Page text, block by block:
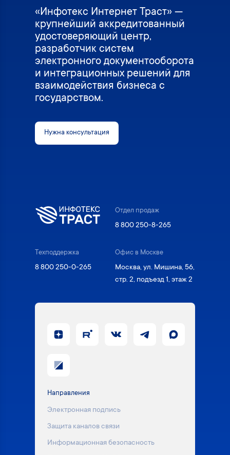
«Инфотекс Интернет Траст» —
крупнейший аккредитованный
удостоверяющий центр,
разработчик систем
электронного документооборота
и интеграционных решений для
взаимодействия бизнеса с
государством.
Нужна консультация
Отдел продаж
8 800 250-8-265
Техподдержка
8 800 250-0-265
Офис в Москве
Москва, ул. Мишина, 56,
стр. 2, подъезд 1, этаж 2
Направления
Электронная подпись
Защита каналов связи
Информационная безопасность